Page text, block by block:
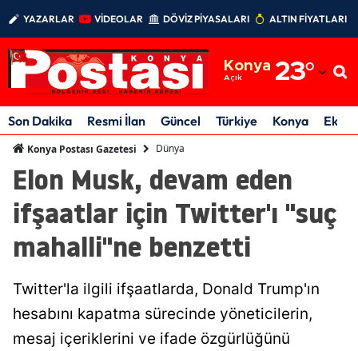
YAZARLAR VİDEOLAR DÖVİZ PİYASALARI ALTIN FİYATLARI
Konya
Açık 23°
Adıyaman
Afyonkarahisar
Amasya
Ankara
Antalya
Aydın
Balıkesir
Son Dakika Resmi İlan Güncel Türkiye Konya
Konya Postası Gazetesi Dünya
Elon Musk, devam eden
ifşaatlar için Twitter'ı "suç
mahalli"ne benzetti
Twitter'la ilgili ifşaatlarda, Donald Trump'ın
hesabını kapatma sürecinde yöneticilerin,
mesaj içeriklerini ve ifade özgürlüğünü